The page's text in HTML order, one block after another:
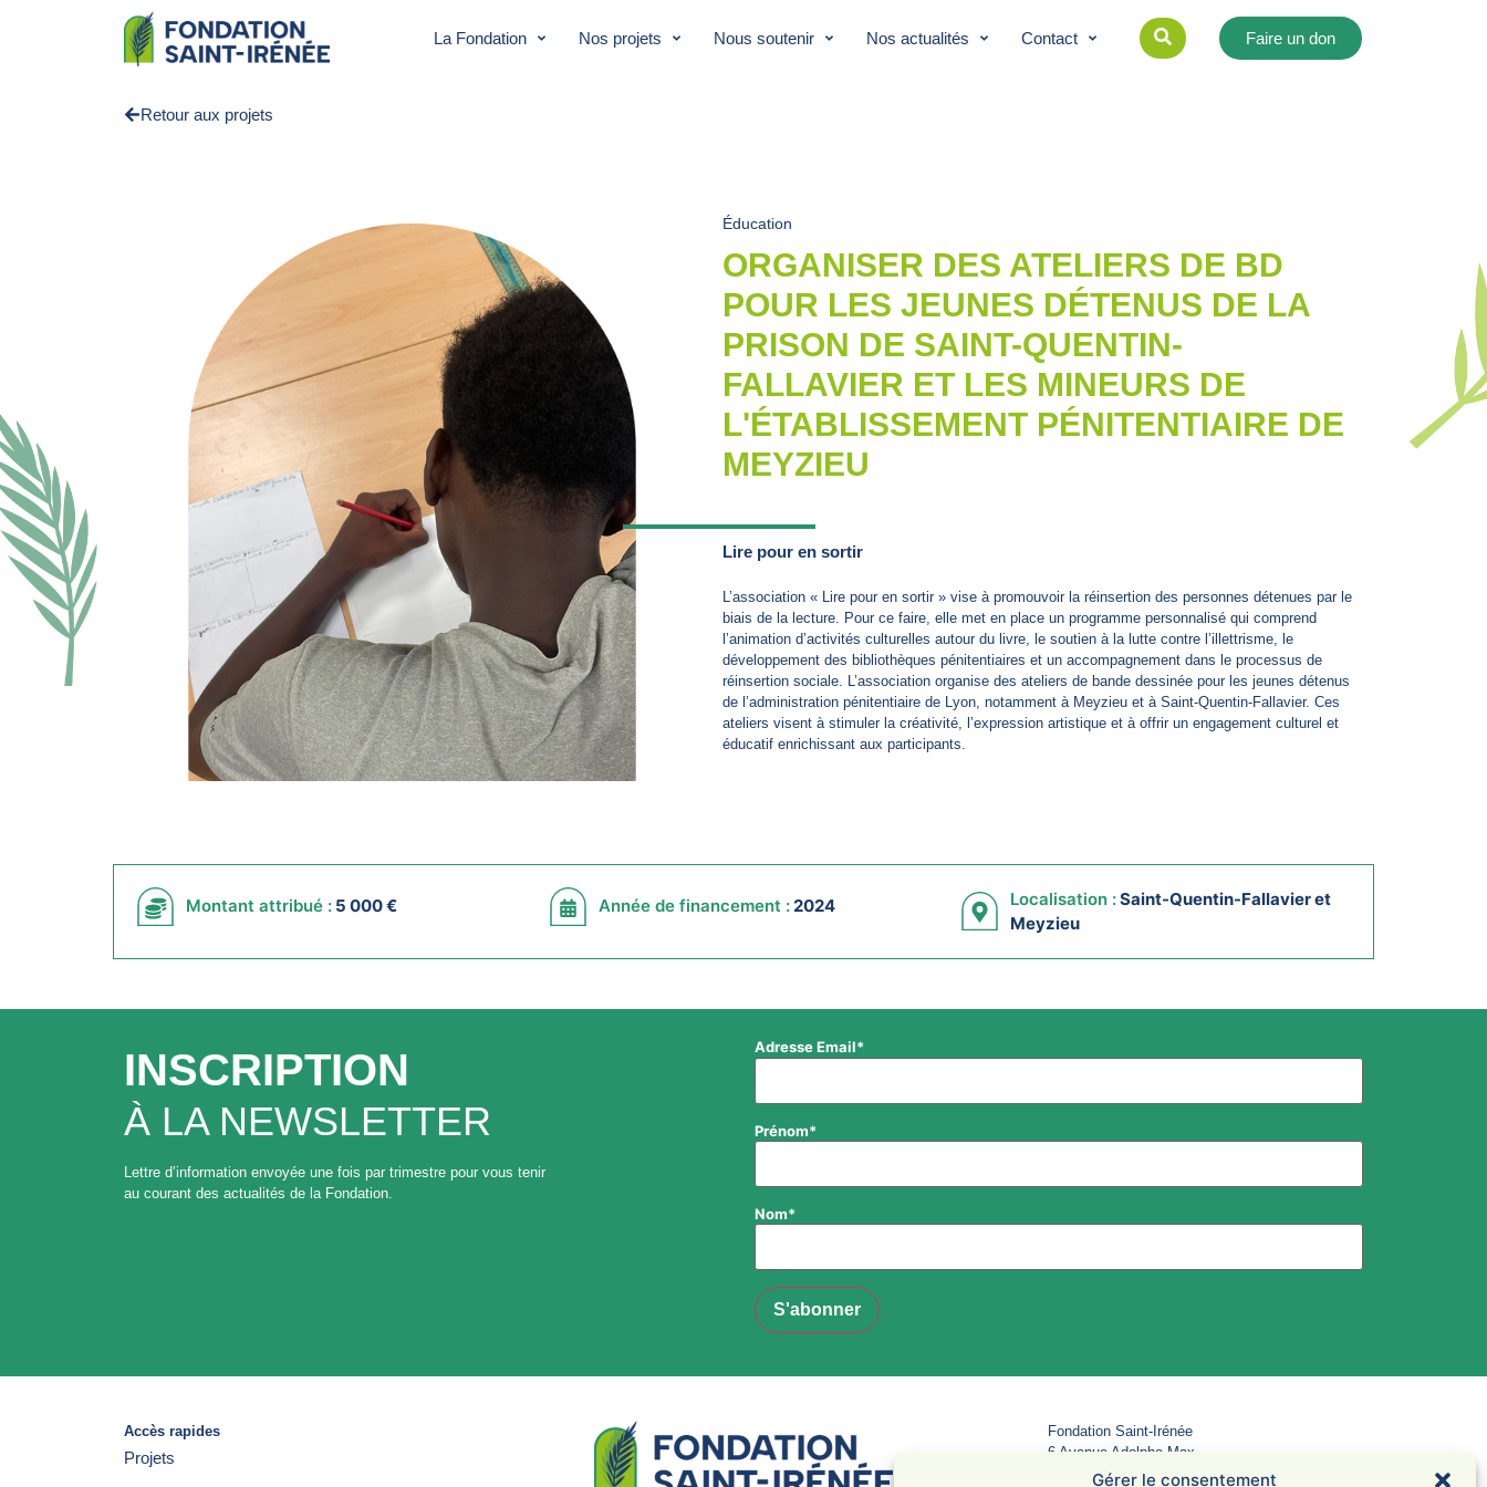
Gérer le consentement
La Fondation Nos projets Nous soutenir Nos actualités Contact Faire un don
Retour aux projets
Éducation
ORGANISER DES ATELIERS DE BD
POUR LES JEUNES DÉTENUS DE LA
PRISON DE SAINT-QUENTIN-
FALLAVIER ET LES MINEURS DE
L'ÉTABLISSEMENT PÉNITENTIAIRE DE
MEYZIEU
Lire pour en sortir
L’association « Lire pour en sortir » vise à promouvoir la réinsertion des personnes détenues par le
biais de la lecture. Pour ce faire, elle met en place un programme personnalisé qui comprend
l’animation d’activités culturelles autour du livre, le soutien à la lutte contre l’illettrisme, le
développement des bibliothèques pénitentiaires et un accompagnement dans le processus de
réinsertion sociale. L’association organise des ateliers de bande dessinée pour les jeunes détenus
de l’administration pénitentiaire de Lyon, notamment à Meyzieu et à Saint-Quentin-Fallavier. Ces
ateliers visent à stimuler la créativité, l’expression artistique et à offrir un engagement culturel et
éducatif enrichissant aux participants.
Montant attribué : 5 000 € Année de financement :2024 Localisation :Saint-Quentin-Fallavier et
Meyzieu
INSCRIPTION
À LA NEWSLETTER
Lettre d’information envoyée une fois par trimestre pour vous tenir
au courant des actualités de la Fondation.
Adresse Email*
Prénom*
Nom*
Accès rapides
Projets
Fondation Saint-Irénée
6 Avenue Adolphe Max
69005 Lyon